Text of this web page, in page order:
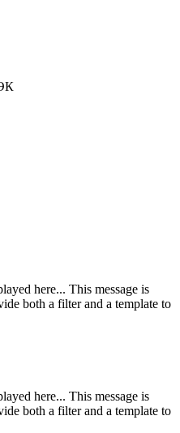
here... This message is
both a filter and a template to
here... This message is
both a filter and a template to